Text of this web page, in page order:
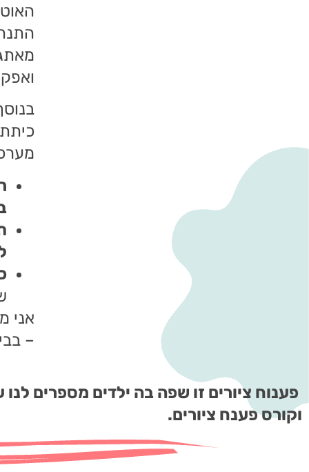
אני
–
פענוח ציורים זו שפה בה ילדים מספרים
וקורס פענח ציורים.